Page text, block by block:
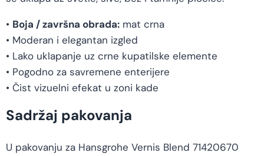
• Boja / završna obrada: mat crna
• Moderan i elegantan izgled
• Lako uklapanje uz crne kupatilske elemente
• Pogodno za savremene enterijere
• Čist vizuelni efekat u zoni kade
Sadržaj pakovanja
U pakovanju za Hansgrohe Vernis Blend 71420670